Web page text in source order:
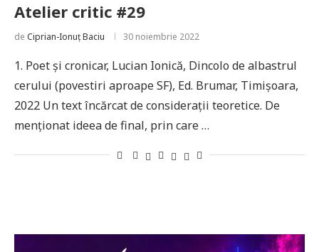
Atelier critic #29
de Ciprian-Ionuț Baciu 30 noiembrie 2022
1. Poet și cronicar, Lucian Ionică, Dincolo de albastrul
cerului (povestiri aproape SF), Ed. Brumar, Timișoara,
2022 Un text încărcat de considerații teoretice. De
menționat ideea de final, prin care …